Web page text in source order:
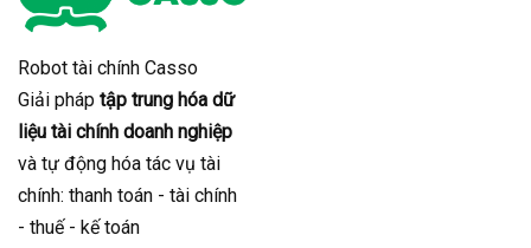
Robot tài chính Casso
Giải pháp tập trung hóa dữ
liệu tài chính doanh nghiệp
và tự động hóa tác vụ tài
chính: thanh toán - tài chính
- thuế - kế toán